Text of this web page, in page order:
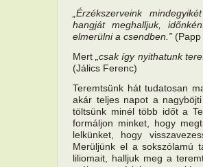
„Érzékszerveink
hangját meghalljuk,
elmerülni a csendben.”
Mert„csak így nyithatunk
(Jálics Ferenc)
Teremtsünk hát tudatosan
akár teljes napot a
töltsünk minél több időt a
formáljon minket, hogy
lelkünket, hogy
Merüljünk el a sokszólamú
liliomait, halljuk meg a